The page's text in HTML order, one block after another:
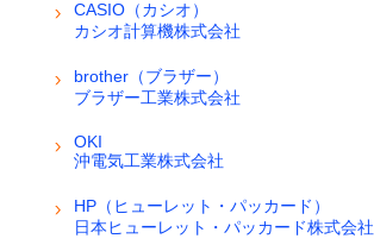
CASIO（カシオ）
カシオ計算機株式会社
brother（ブラザー）
ブラザー工業株式会社
OKI
沖電気工業株式会社
HP（ヒューレット・パッカード）
日本ヒューレット・パッカード株式会社